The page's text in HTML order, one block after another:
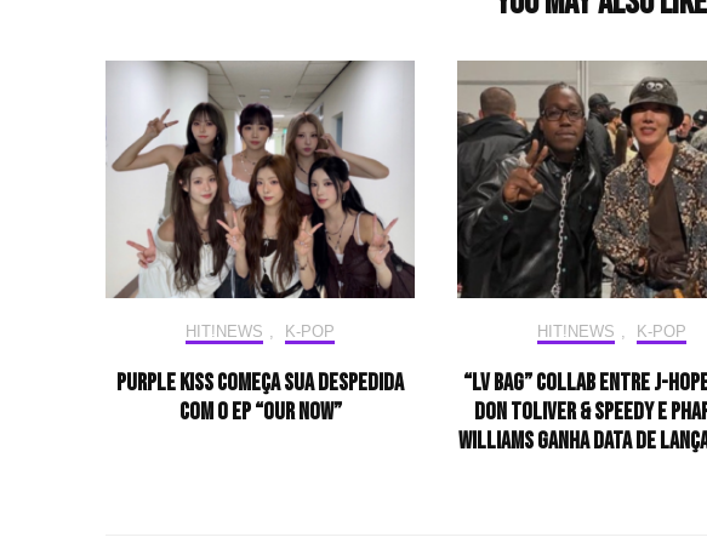
HIT!NEWS K-POP
Purple Kiss começa sua despedida
com o EP “Our Now”
HIT!NEWS K-POP
“LV Bag” collab entre J-
Don Toliver & Speedy e
Williams ganha data de